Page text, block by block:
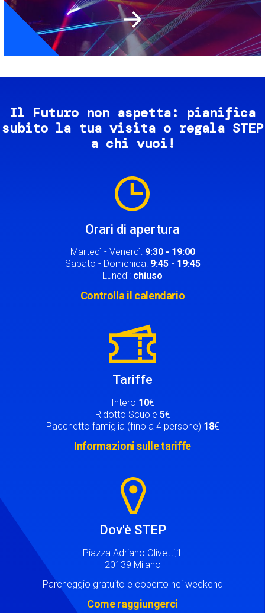
Il Futuro non aspetta: pianifica
subito la tua visita o regala STEP
a chi vuoi!
Orari di apertura
Martedì - Venerdì: 9:30 - 19:00
Sabato - Domenica: 9:45 - 19:45
Lunedì: chiuso
Controlla il calendario
Tariffe
Intero 10€
Ridotto Scuole 5€
Pacchetto famiglia (fino a 4 persone) 18€
Informazioni sulle tariffe
Dov'è STEP
Piazza Adriano Olivetti,1
20139 Milano
Parcheggio gratuito e coperto nei weekend
Come raggiungerci